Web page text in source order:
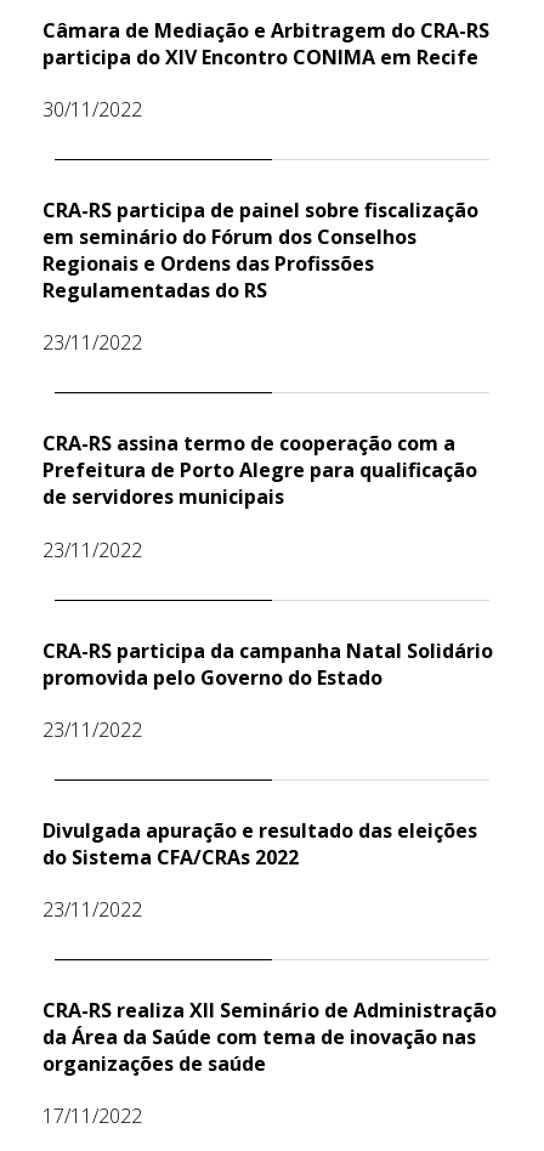
Câmara de Mediação e Arbitragem do CRA-RS
participa do XIV Encontro CONIMA em Recife
30/11/2022
CRA-RS participa de painel sobre fiscalização
em seminário do Fórum dos Conselhos
Regionais e Ordens das Profissões
Regulamentadas do RS
23/11/2022
CRA-RS assina termo de cooperação com a
Prefeitura de Porto Alegre para qualificação
de servidores municipais
23/11/2022
CRA-RS participa da campanha Natal Solidário
promovida pelo Governo do Estado
23/11/2022
Divulgada apuração e resultado das eleições
do Sistema CFA/CRAs 2022
23/11/2022
CRA-RS realiza XII Seminário de Administração
da Área da Saúde com tema de inovação nas
organizações de saúde
17/11/2022